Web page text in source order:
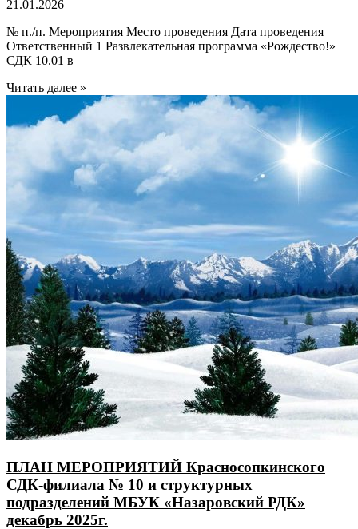
21.01.2026
№ п./п. Мероприятия Место проведения Дата проведения
Ответственный 1 Развлекательная программа «Рождество!»
СДК 10.01 в
Читать далее »
ПЛАН МЕРОПРИЯТИЙ Красносопкинского
СДК-филиала № 10 и структурных
подразделений МБУК «Назаровский РДК»
декабрь 2025г.